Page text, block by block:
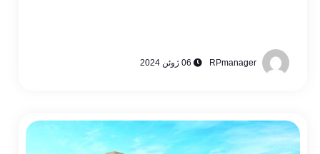
RPmanager 06 ژوئن 2024